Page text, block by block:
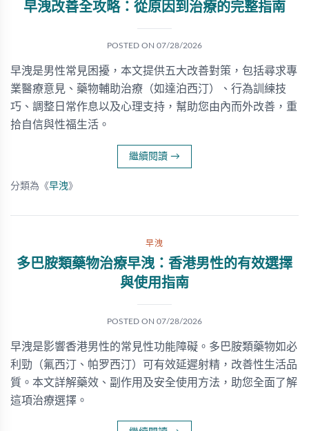
早洩改善全攻略：從原因到治療的完整指南
POSTED ON 07/28/2026
早洩是男性常見困擾，本文提供五大改善對策，包括尋求專
業醫療意見、藥物輔助治療（如達泊西汀）、行為訓練技
巧、調整日常作息以及心理支持，幫助您由內而外改善，重
拾自信與性福生活。
繼續閱讀 →
分類為《早洩》
早洩
多巴胺類藥物治療早洩：香港男性的有效選擇
與使用指南
POSTED ON 07/28/2026
早洩是影響香港男性的常見性功能障礙。多巴胺類藥物如必
利勁（氟西汀、帕罗西汀）可有效延遲射精，改善性生活品
質。本文詳解藥效、副作用及安全使用方法，助您全面了解
這項治療選擇。